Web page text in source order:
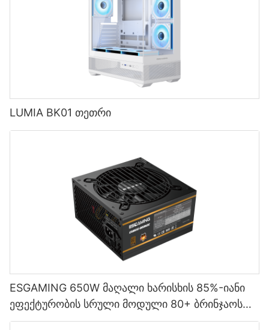
LUMIA BK01 თეთრი
ESGAMING 650W მაღალი ხარისხის 85%-იანი
ეფექტურობის სრული მოდული 80+ ბრინჯაოს
დესკტოპ კომპიუტერის კვების წყაროები